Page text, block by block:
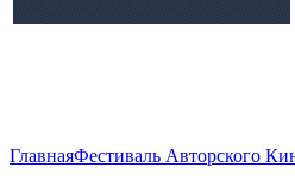
ГлавнаяФестиваль Авторского